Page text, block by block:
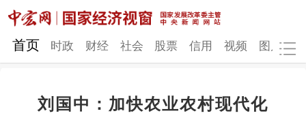
网站地图
首页 时政 财经 社会 股票 信用 视频 图片
刘国中：加快农业农村现代化